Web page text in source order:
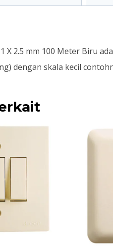
1 X 2.5 mm 100 Meter Biru
dengan skala kecil